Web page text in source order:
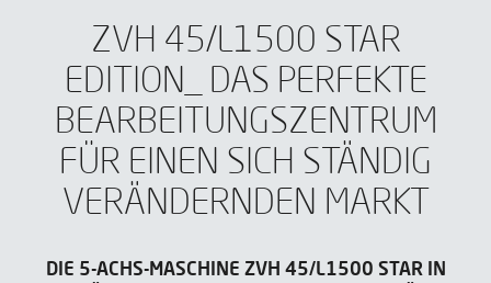
ZVH 45/L1500 STAR
EDITION_ DAS PERFEKTE
BEARBEITUNGSZENTRUM
FÜR EINEN SICH STÄNDIG
VERÄNDERNDEN MARKT
DIE 5-ACHS-MASCHINE ZVH 45/L1500 STAR IN